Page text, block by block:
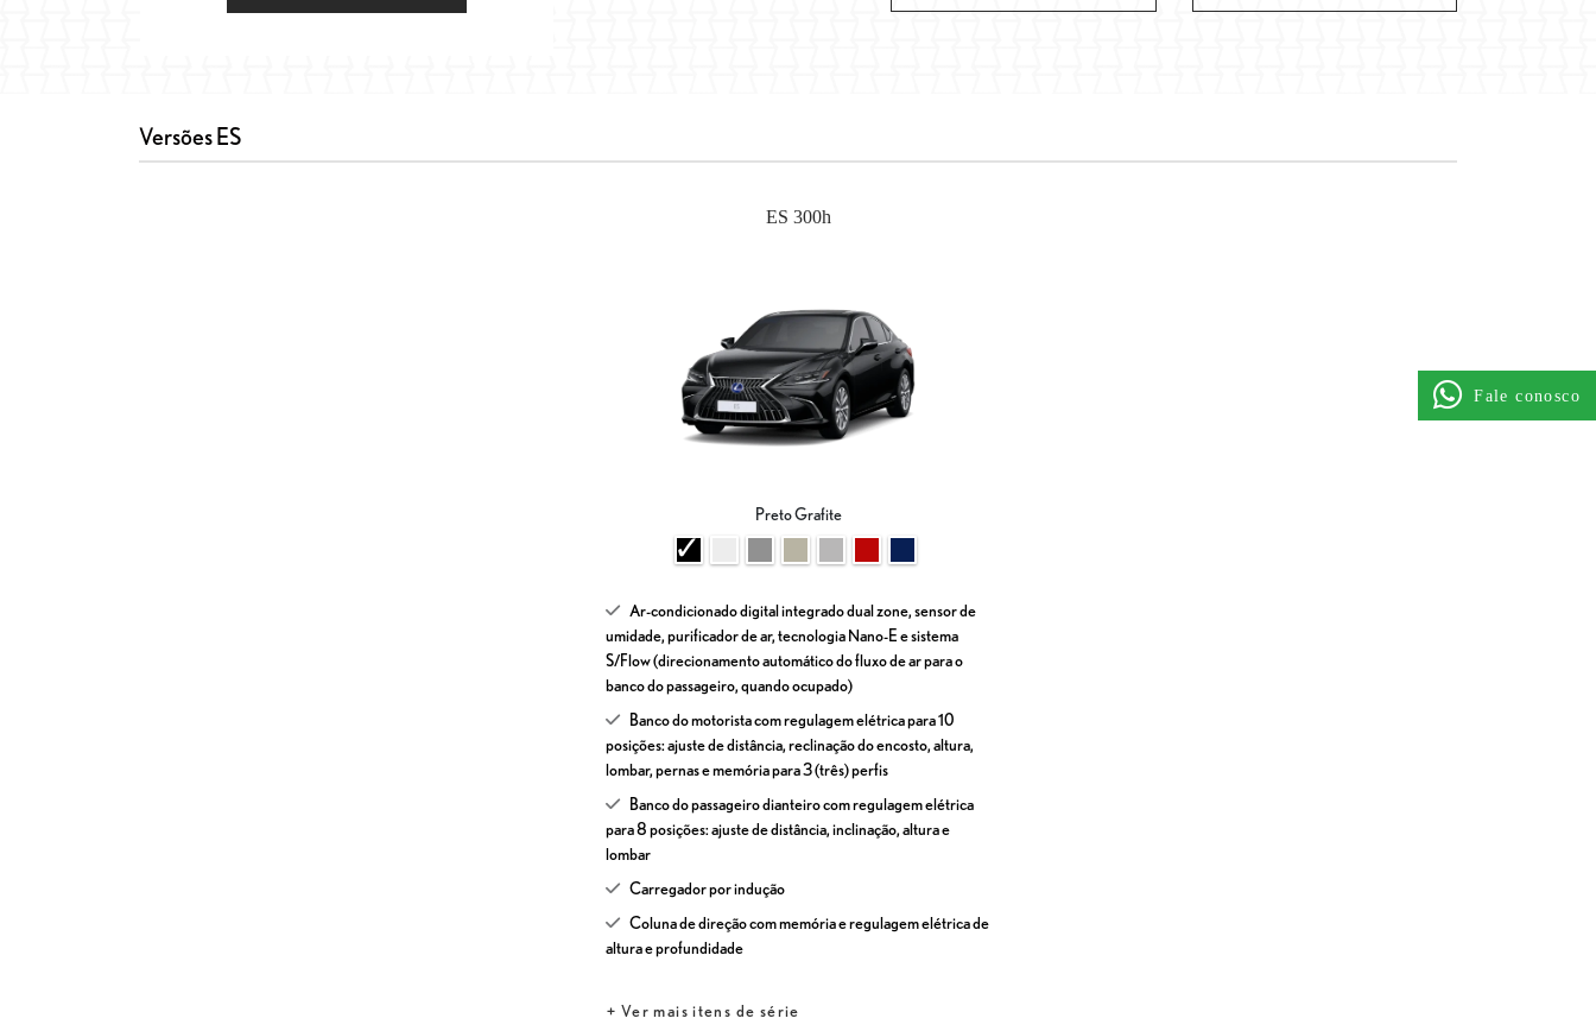
Versões ES
ES 300h
Preto Grafite
Ar-condicionado digital integrado dual zone, sensor de
umidade, purificador de ar, tecnologia Nano-E e sistema
S/Flow (direcionamento automático do fluxo de ar para o
banco do passageiro, quando ocupado)
Banco do motorista com regulagem elétrica para 10
posições: ajuste de distância, reclinação do encosto, altura,
lombar, pernas e memória para 3 (três) perfis
Banco do passageiro dianteiro com regulagem elétrica
para 8 posições: ajuste de distância, inclinação, altura e
lombar
Carregador por indução
Coluna de direção com memória e regulagem elétrica de
altura e profundidade
+ Ver mais itens de série
Fale conosco